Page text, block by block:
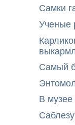
Самки
Ученые
Самый
В